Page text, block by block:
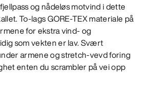
og nådeløs motvind i dette
To-lags GORE-TEX materiale på
for ekstra vind- og
som vekten er lav. Svært
armene og stretch-vevd foring
enten du scrambler på vei opp